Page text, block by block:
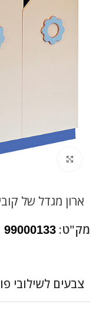
ארון מגדל של
מק"ט: 99000133
צבעים לשילובי